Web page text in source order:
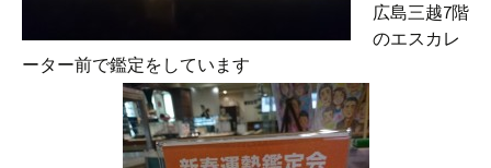
広島三越7階
のエスカレ
ーター前で鑑定をしています